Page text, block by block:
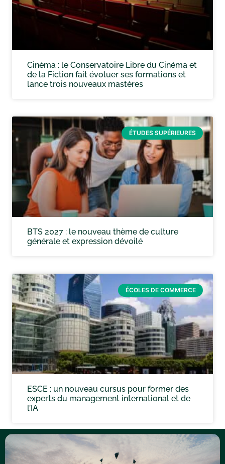
Cinéma : le Conservatoire Libre du Cinéma et
de la Fiction fait évoluer ses formations et
lance trois nouveaux mastères
ÉTUDES SUPÉRIEURES
BTS 2027 : le nouveau thème de culture
générale et expression dévoilé
ÉCOLES DE COMMERCE
ESCE : un nouveau cursus pour former des
experts du management international et de
l’IA